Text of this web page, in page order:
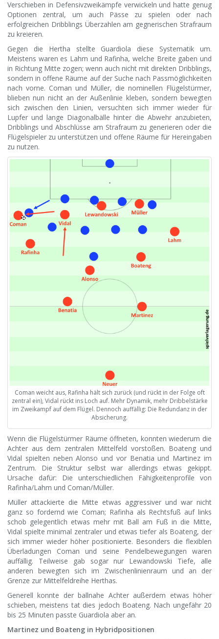
Verschieben in Defensivzweikämpfe verwickeln und hatte genug
Optionen zentral, um auch Pässe zu spielen oder nach
erfolgreichen Dribblings Überzahlen am gegnerischen Strafraum
zu kreieren.
Gegen die Hertha stellte Guardiola diese Systematik um.
Meistens waren es Lahm und Rafinha, welche Breite gaben und
in Richtung Mitte zogen; wenn auch nicht mit direkten Dribblings,
sondern in offene Räume auf der Suche nach Passmöglichkeiten
nach vorne. Coman und Müller, die nominellen Flügelstürmer,
blieben nun nicht an der Außenlinie kleben, sondern bewegten
sich zwischen den Linien, versuchten sich immer wieder für
Lupfer und lange Diagonalbälle hinter die Abwehr anzubieten,
Dribblings und Abschlüsse am Strafraum zu generieren oder die
Flügelspieler zu unterstützen und offene Räume für Hereingaben
zu nutzen.
Coman weicht aus, Rafinha hält sich zurück (und rückt in der Folge oft
zentral ein), Vidal rückt ins Loch auf. Mehr Dynamik, mehr Dribbelstärke
im Zweikampf auf dem Flügel. Dennoch auffällig: Die Redundanz in der
Absicherung.
Wenn die Flügelstürmer Räume öffneten, konnten wiederum die
Achter aus dem zentralen Mittelfeld vorstoßen. Boateng und
Vidal spielten neben Alonso und vor Benatia und Martinez im
Zentrum. Die Struktur selbst war allerdings etwas gekippt.
Ursache dafür: Die unterschiedlichen Fähigkeitenprofile von
Rafinha/Lahm und Coman/Müller.
Müller attackierte die Mitte etwas aggressiver und war nicht
ganz so fordernd wie Coman; Rafinha als Rechtsfuß auf links
schob gelegentlich etwas mehr mit Ball am Fuß in die Mitte,
Vidal spielte minimal zentraler und etwas tiefer als Boateng, der
sich immer wieder höher positionierte. Besonders die flexiblen
Überladungen Coman und seine Pendelbewegungen waren
auffällig. Teilweise gab sogar nur Lewandowski Tiefe, alle
anderen bewegten sich im Zwischenlinienraum und an der
Grenze zur Mittelfeldreihe Herthas.
Generell konnte der ballnahe Achter außerdem etwas höher
schieben, meistens tat dies jedoch Boateng. Nach ungefähr 20
bis 25 Minuten passte Guardiola aber an.
Martinez und Boateng in Hybridpositionen